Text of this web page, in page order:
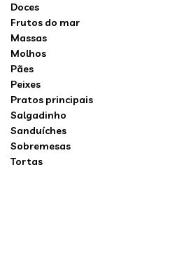
Doces
Frutos do mar
Massas
Molhos
Pães
Peixes
Pratos principais
Salgadinho
Sanduíches
Sobremesas
Tortas